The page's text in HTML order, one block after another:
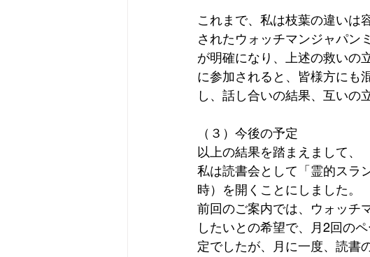
これまで、私は枝葉の違いは
されたウォッチマンジャパン
が明確になり、上述の救いの
に参加されると、皆様方にも
し、話し合いの結果、互いの
（３）今後の予定
以上の結果を踏まえまして、
私は読書会として「霊的スラ
時）を開くことにしました。
前回のご案内では、ウォッチ
したいとの希望で、月2回の
定でしたが、月に一度、読書